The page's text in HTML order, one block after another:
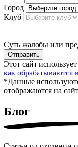
Город
Клуб
Суть жалобы или
Отправить
Этот сайт
как обрабатываются
*Данные
отображаются на
Блог